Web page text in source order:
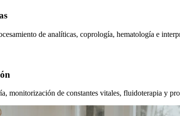
de analíticas, coprología, hematología e
monitorización de constantes vitales, fluidoterapia y